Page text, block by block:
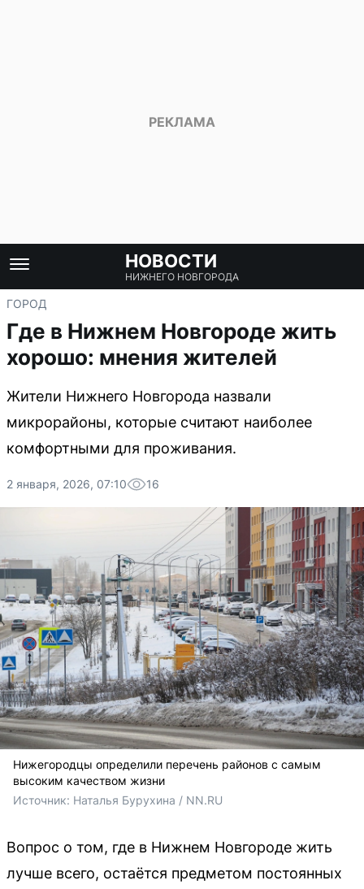
НОВОСТИ
НИЖНЕГО НОВГОРОДА
ГОРОД
Где в Нижнем Новгороде жить
хорошо: мнения жителей
Жители Нижнего Новгорода назвали
микрорайоны, которые считают наиболее
комфортными для проживания.
2 января, 2026, 07:10 16
Нижегородцы определили перечень районов с самым
высоким качеством жизни
Источник: Наталья Бурухина / NN.RU
Вопрос о том, где в Нижнем Новгороде жить
лучше всего, остаётся предметом постоянных